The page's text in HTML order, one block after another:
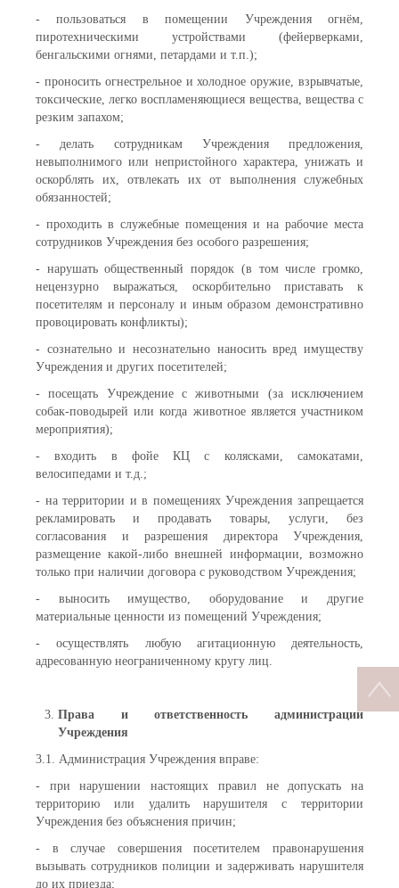
- пользоваться в помещении Учреждения огнём,
пиротехническими устройствами (фейерверками,
бенгальскими огнями, петардами и т.п.);
- проносить огнестрельное и холодное оружие, взрывчатые,
токсические, легко воспламеняющиеся вещества, вещества с
резким запахом;
- делать сотрудникам Учреждения предложения,
невыполнимого или непристойного характера, унижать и
оскорблять их, отвлекать их от выполнения служебных
обязанностей;
- проходить в служебные помещения и на рабочие места
сотрудников Учреждения без особого разрешения;
- нарушать общественный порядок (в том числе громко,
нецензурно выражаться, оскорбительно приставать к
посетителям и персоналу и иным образом демонстративно
провоцировать конфликты);
- сознательно и несознательно наносить вред имуществу
Учреждения и других посетителей;
- посещать Учреждение с животными (за исключением
собак-поводырей или когда животное является участником
мероприятия);
- входить в фойе КЦ с колясками, самокатами,
велосипедами и т.д.;
- на территории и в помещениях Учреждения запрещается
рекламировать и продавать товары, услуги, без
согласования и разрешения директора Учреждения,
размещение какой-либо внешней информации, возможно
только при наличии договора с руководством Учреждения;
- выносить имущество, оборудование и другие
материальные ценности из помещений Учреждения;
- осуществлять любую агитационную деятельность,
адресованную неограниченному кругу лиц.
Права и ответственность администрации
Учреждения
3.1. Администрация Учреждения вправе:
- при нарушении настоящих правил не допускать на
территорию или удалить нарушителя с территории
Учреждения без объяснения причин;
- в случае совершения посетителем правонарушения
вызывать сотрудников полиции и задерживать нарушителя
до их приезда;